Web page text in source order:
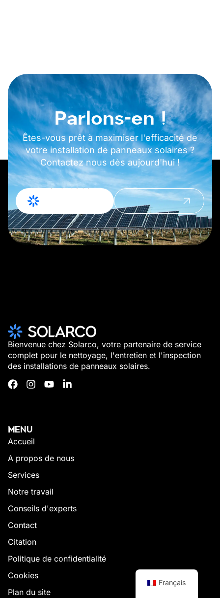
Parlons-en !
Êtes-vous prêt à maximiser l'efficacité de
votre installation de panneaux solaires ?
Contactez nous dès aujourd'hui !
Demande de
devis
Prendre
contact
Bienvenue chez Solarco, votre partenaire de service
complet pour le nettoyage, l'entretien et l'inspection
des installations de panneaux solaires.
MENU
Accueil
A propos de nous
Services
Notre travail
Conseils d'experts
Contact
Citation
Politique de confidentialité
Cookies
Plan du site
Français